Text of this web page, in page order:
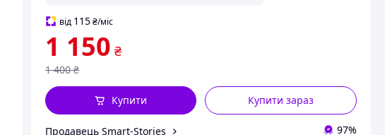
від 115 ₴/міс
1 150 ₴
1 400 ₴
Купити зараз
Купити
Продавець Smart-Stories 97%